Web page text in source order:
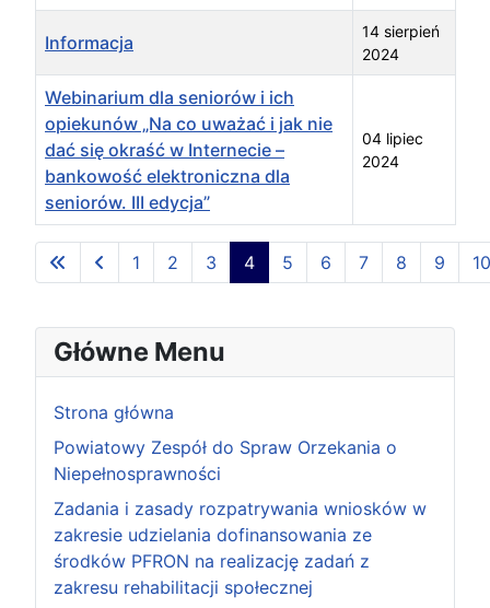
Główne Menu
Strona główna
Powiatowy Zespół do Spraw Orzekania o
Niepełnosprawności
Zadania i zasady rozpatrywania wniosków w
zakresie udzielania dofinansowania ze
środków PFRON na realizację zadań z
zakresu rehabilitacji społecznej
Spis artykułów
Informacja
14 sierpień
2024
Webinarium dla seniorów i ich
opiekunów „Na co uważać i jak nie
dać się okraść w Internecie –
bankowość elektroniczna dla
seniorów. III edycja”
04 lipiec
2024
Strona 4 z 22
1 2 3 4 5 6 7 8 9 10